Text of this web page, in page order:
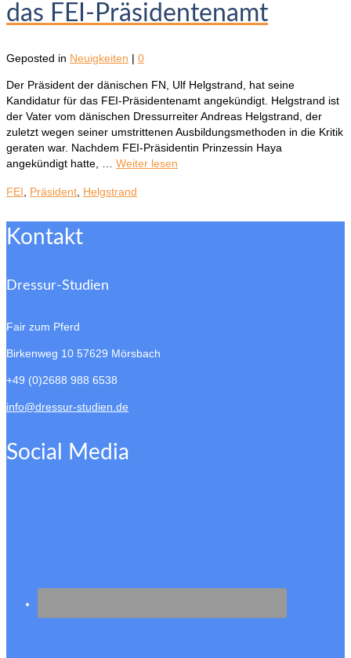
das FEI-Präsidentenamt
Geposted in Neuigkeiten | 0
Der Präsident der dänischen FN, Ulf Helgstrand, hat seine
Kandidatur für das FEI-Präsidentenamt angekündigt. Helgstrand ist
der Vater vom dänischen Dressurreiter Andreas Helgstrand, der
zuletzt wegen seiner umstrittenen Ausbildungsmethoden in die Kritik
geraten war. Nachdem FEI-Präsidentin Prinzessin Haya
angekündigt hatte, … Weiter lesen
FEI Präsident Helgstrand
Kontakt
Dressur-Studien
Fair zum Pferd
Birkenweg 10 57629 Mörsbach
+49 (0)2688 988 6538
info@dressur-studien.de
Social Media